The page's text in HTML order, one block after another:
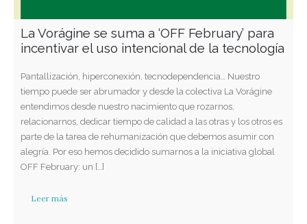
La Vorágine se suma a ‘OFF February’ para
incentivar el uso intencional de la tecnología
Pantallización, hiperconexión, tecnodependencia… Nuestro
tiempo puede ser abrumador y desde la colectiva La Vorágine
entendimos desde nuestro nacimiento que rozarnos,
relacionarnos, dedicar tiempo de calidad a las otras y los otros es
parte de la tarea de rehumanización que debemos asumir con
alegría. Por eso hemos decidido sumarnos a la iniciativa global
OFF February: un […]
Leer más